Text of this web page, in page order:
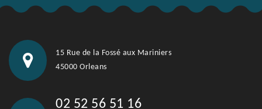
15 Rue de la Fossé aux Mariniers
45000 Orleans
02 52 56 51 16